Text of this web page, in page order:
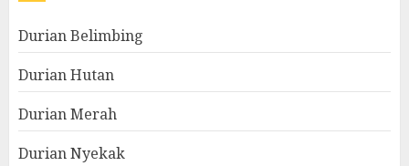
Durian Belimbing
Durian Hutan
Durian Merah
Durian Nyekak